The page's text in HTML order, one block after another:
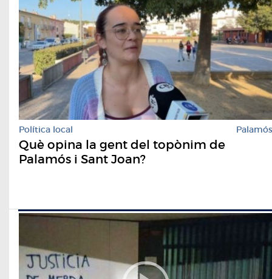
Política local Palamós
Què opina la gent del topònim de
Palamós i Sant Joan?